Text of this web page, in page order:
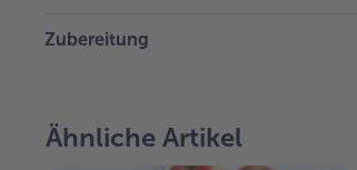
Zubereitung
Ähnliche Artikel